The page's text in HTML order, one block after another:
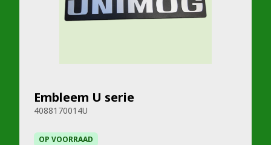
Embleem U serie
4088170014U
OP VOORRAAD